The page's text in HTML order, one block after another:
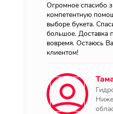
Огромное спасибо
компетентную
выборе букета.
большое. Доставка
вовремя. Остаюсь
клиентом!